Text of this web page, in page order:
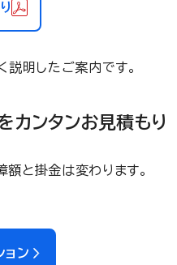
明したご案内です。
カンタンお見積もり
と掛金は変わります。
ョン